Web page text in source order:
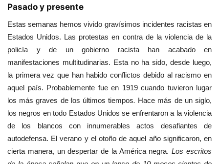
Pasado y presente
Estas semanas hemos vivido gravísimos incidentes racistas en
Estados Unidos. Las protestas en contra de la violencia de la
policía y de un gobierno racista han acabado en
manifestaciones multitudinarias. Esta no ha sido, desde luego,
la primera vez que han habido conflictos debido al racismo en
aquel país. Probablemente fue en 1919 cuando tuvieron lugar
los más graves de los últimos tiempos. Hace más de un siglo,
los negros en todo Estados Unidos se enfrentaron a la violencia
de los blancos con innumerables actos desafiantes de
autodefensa. El verano y el otoño de aquel año significaron, en
cierta manera, un despertar de la América negra.Los escritos